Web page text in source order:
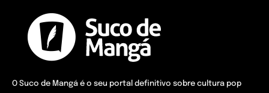
O Suco de Mangá é o seu portal definitivo sobre cultura pop